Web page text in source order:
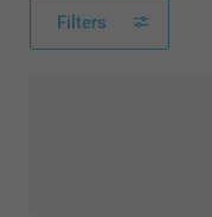
Filters